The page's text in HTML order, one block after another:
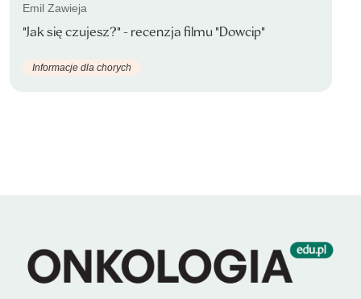
Emil Zawieja
"Jak się czujesz?" - recenzja filmu "Dowcip"
Informacje dla chorych